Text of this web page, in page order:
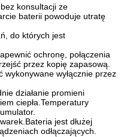
konsultacji ze
baterii powoduje utratę
do których jest
ochronę, połączenia
przez kopię zapasową.
wykonywane wyłącznie przez
działanie promieni
ciepła.Temperatury
jest dłużej
odłączających.